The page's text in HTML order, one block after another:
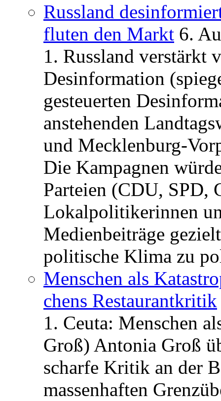
Russland
fluten den Markt 6.
1. Russland verstärkt
Desinformation
gesteuerten
anstehenden
und Mecklenburg-
Die Kampagnen
Parteien (CDU, SPD,
Lokalpolitikerinnen
Medienbeiträge
politische Klima zu
Menschen als
chens Restau­rant­kritik
1. Ceuta: Menschen
Groß) Antonia Groß
scharfe Kritik an der
massenhaften